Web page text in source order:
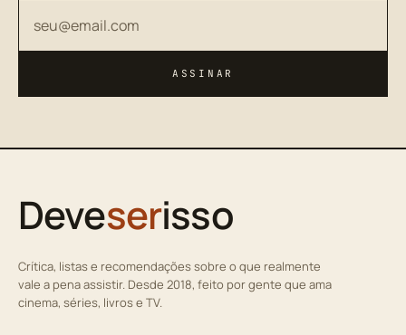
ASSINAR
Deveserisso
Crítica, listas e recomendações sobre o que realmente
vale a pena assistir. Desde 2018, feito por gente que ama
cinema, séries, livros e TV.